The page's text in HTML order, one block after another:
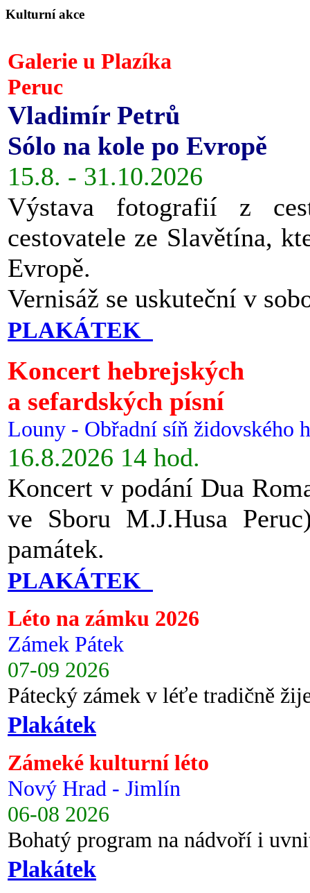
Kulturní akce
Galerie u Plazíka
Peruc
Vladimír Petrů
Sólo na kole po Evropě
15.8. - 31.10.2026
Výstava fotografií z
cestovatele ze Slavětína,
Evropě.
Vernisáž se uskuteční v
PLAKÁTEK
Koncert hebrejských
a sefardských písní
Louny - Obřadní síň židovského
16.8.2026 14 hod.
Koncert v podání Dua
ve Sboru M.J.Husa
památek.
PLAKÁTEK
Léto na zámku 2026
Zámek Pátek
07-09 2026
Pátecký zámek v léťe tradičně
Plakátek
Zámeké kulturní léto
Nový Hrad - Jimlín
06-08 2026
Bohatý program na nádvoří i
Plakátek